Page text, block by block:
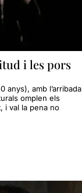
i les pors
anys), amb l’arribada
omplen els
i val la pena no